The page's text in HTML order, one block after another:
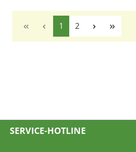
Seite
1 Seite
2
SERVICE-HOTLINE